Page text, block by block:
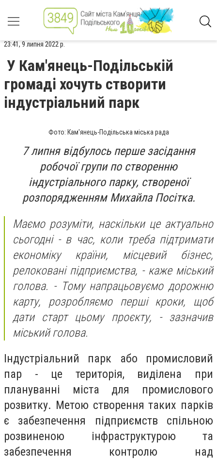
23:41, 9 липня 2022 р.
У Кам'янець-Подільській
громаді хочуть створити
індустріальний парк
Фото: Кам'янець-Подільська міська рада
7 липня відбулось перше засідання
робочої групи по створенню
індустріального парку, створеної
розпорядженням Михайла Посітка.
Маємо розуміти, наскільки це актуально
сьогодні - в час, коли треба підтримати
економіку країни, місцевий бізнес,
релоковані підприємства, - каже міський
голова. - Тому напрацьовуємо дорожню
карту, розробляємо перші кроки, щоб
дати старт цьому проєкту, - зазначив
міський голова.
Індустріальний парк або промисловий
пар - це територія, виділена при
плануванні міста для промислового
розвитку. Метою створення таких парків
є забезпечення підприємств спільною
розвиненою інфраструктурою та
забезпечення контролю над